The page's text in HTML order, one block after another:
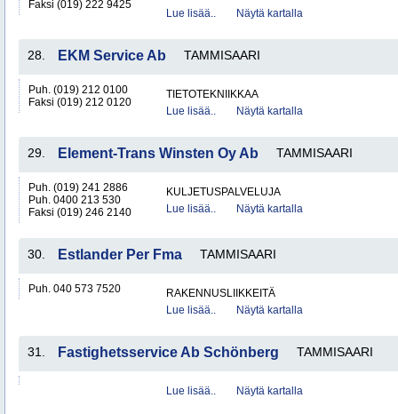
Faksi (019) 222 9425
Lue lisää..
Näytä kartalla
28. EKM Service Ab TAMMISAARI
Puh. (019) 212 0100
Faksi (019) 212 0120
TIETOTEKNIIKKAA
Lue lisää..
Näytä kartalla
29. Element-Trans Winsten Oy Ab TAMMISAARI
Puh. (019) 241 2886
Puh. 0400 213 530
Faksi (019) 246 2140
KULJETUSPALVELUJA
Lue lisää..
Näytä kartalla
30. Estlander Per Fma TAMMISAARI
Puh. 040 573 7520
RAKENNUSLIIKKEITÄ
Lue lisää..
Näytä kartalla
31. Fastighetsservice Ab Schönberg TAMMISAARI
Lue lisää.. Näytä kartalla